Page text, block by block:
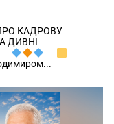
КАДРОВУ
ДИВНІ